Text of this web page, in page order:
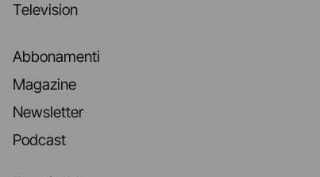
Television
Abbonamenti
Magazine
Newsletter
Podcast